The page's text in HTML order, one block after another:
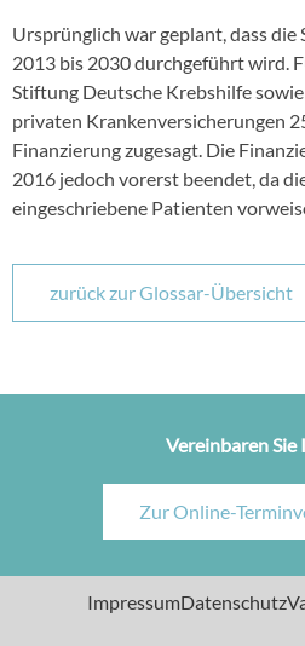
Ursprünglich war geplant, dass
2013 bis 2030 durchgeführt wird.
Stiftung Deutsche Krebshilfe
privaten Krankenversicherungen
Finanzierung zugesagt. Die
2016 jedoch vorerst beendet, da
eingeschriebene Patienten
zurück zur Glossar-Übersicht
Vereinbaren Sie
Zur Online-
ImpressumDatenschutz